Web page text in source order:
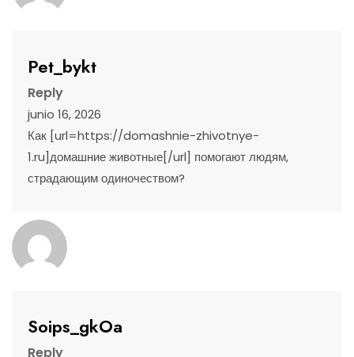
Pet_bykt
Reply
junio 16, 2026
Как [url=https://domashnie-zhivotnye-
1.ru]домашние животные[/url] помогают людям,
страдающим одиночеством?
Soips_gkOa
Reply